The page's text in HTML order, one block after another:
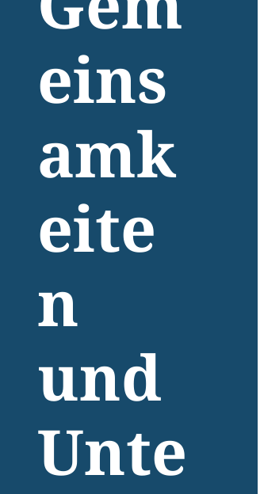
eins
amk
eite
n
und
Unte